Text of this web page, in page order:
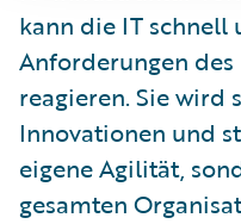
kann die IT
Anforderungen
reagieren. Sie wird
Innovationen und
eigene Agilität,
gesamten